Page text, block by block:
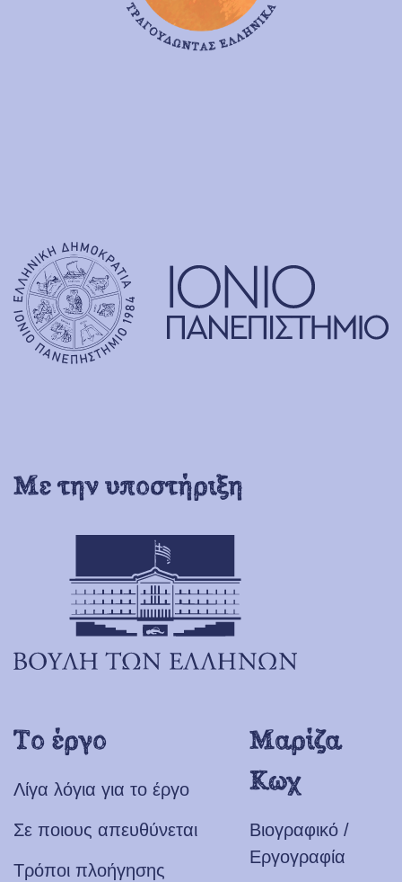
Με την υποστήριξη
Το έργο
Λίγα λόγια για το έργο
Σε ποιους απευθύνεται
Τρόποι πλοήγησης
Μαρίζα
Κωχ
Βιογραφικό /
Εργογραφία